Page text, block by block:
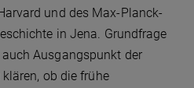
und des Max-Planck-
in Jena. Grundfrage
Ausgangspunkt der
ob die frühe